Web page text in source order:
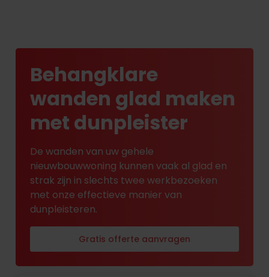
Behangklare
wanden glad maken
met dunpleister
De wanden van uw gehele
nieuwbouwwoning kunnen vaak al glad en
strak zijn in slechts twee werkbezoeken
met onze effectieve manier van
dunpleisteren.
Gratis offerte aanvragen